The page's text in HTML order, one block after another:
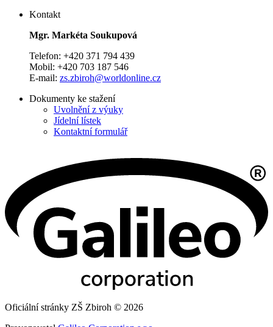
Kontakt
Mgr. Markéta Soukupová
Telefon: +420 371 794 439
Mobil: +420 703 187 546
E-mail: zs.zbiroh@worldonline.cz
Dokumenty ke stažení
Uvolnění z výuky
Jídelní lístek
Kontaktní formulář
Oficiální stránky ZŠ Zbiroh © 2026